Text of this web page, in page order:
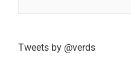
Tweets by @verds